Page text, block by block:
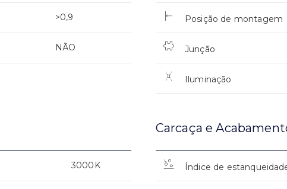
>0,9
NÃO
Posição de montagem
Junção
Iluminação
3000K
Carcaça e
Índice de